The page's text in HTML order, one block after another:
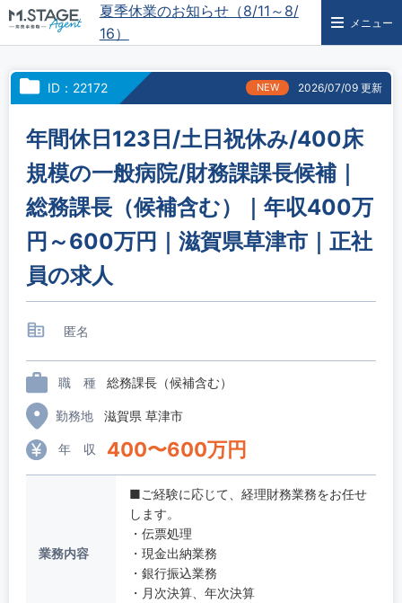
夏季休業のお知らせ（8/11～8/
16）
メニュー
ID：22172 NEW 2026/07/09 更新
年間休日123日/土日祝休み/400床
規模の一般病院/財務課課長候補｜
総務課長（候補含む）｜年収400万
円～600万円｜滋賀県草津市｜正社
員の求人
匿名
職 種 総務課長（候補含む）
勤務地 滋賀県 草津市
年 収 400〜600万円
業務内容
■ご経験に応じて、経理財務業務をお任せ
します。
・伝票処理
・現金出納業務
・銀行振込業務
・月次決算、年次決算